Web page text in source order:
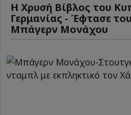
Η Χρυσή Βίβλος του
Γερμανίας - Έφτασε
Μπάγερν Μονάχου